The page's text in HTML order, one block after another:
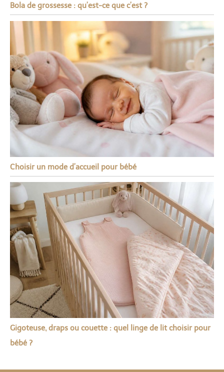
Bola de grossesse : qu’est-ce que c’est ?
Choisir un mode d’accueil pour bébé
Gigoteuse, draps ou couette : quel linge de lit choisir pour
bébé ?